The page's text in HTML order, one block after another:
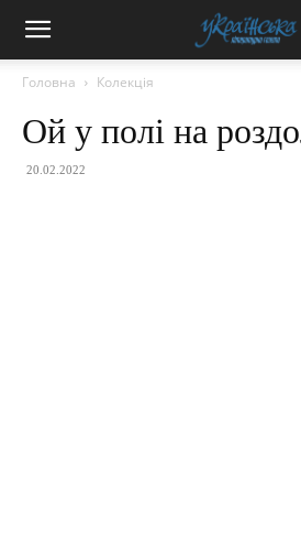
Головна Колекція
Ой у полі на
20.02.2022